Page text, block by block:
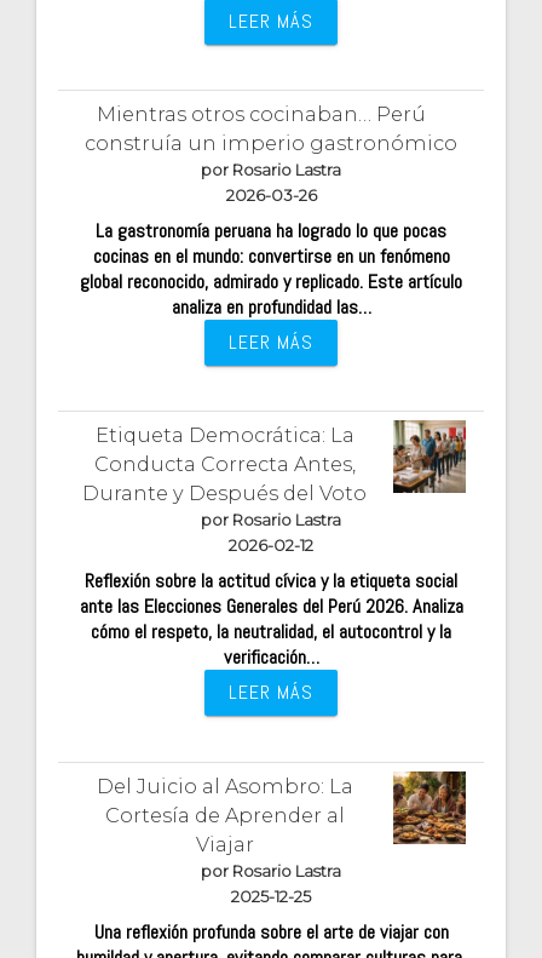
LEER MÁS
Mientras otros cocinaban… Perú
construía un imperio gastronómico
por Rosario Lastra
2026-03-26
La gastronomía peruana ha logrado lo que pocas
cocinas en el mundo: convertirse en un fenómeno
global reconocido, admirado y replicado. Este artículo
analiza en profundidad las…
LEER MÁS
Etiqueta Democrática: La
Conducta Correcta Antes,
Durante y Después del Voto
por Rosario Lastra
2026-02-12
Reflexión sobre la actitud cívica y la etiqueta social
ante las Elecciones Generales del Perú 2026. Analiza
cómo el respeto, la neutralidad, el autocontrol y la
verificación…
LEER MÁS
Del Juicio al Asombro: La
Cortesía de Aprender al
Viajar
por Rosario Lastra
2025-12-25
Una reflexión profunda sobre el arte de viajar con